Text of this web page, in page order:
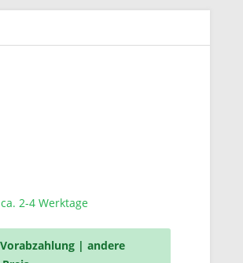
2-4 Werktage
| andere